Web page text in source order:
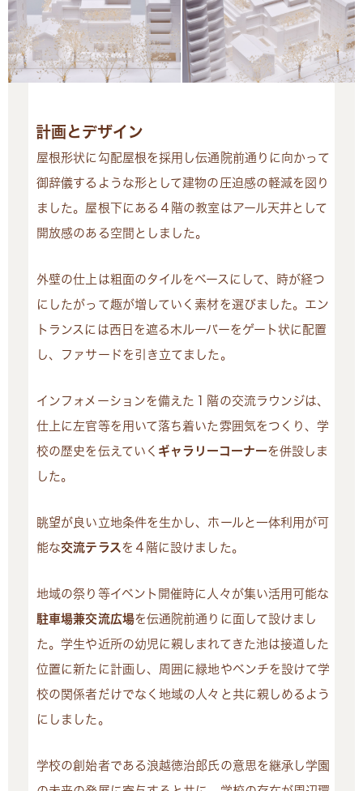
計画とデザイン
屋根形状に勾配屋根を採用し伝通院前通りに向かって
御辞儀するような形として建物の圧迫感の軽減を図り
ました。屋根下にある４階の教室はアール天井として
開放感のある空間としました。
外壁の仕上は粗面のタイルをベースにして、時が経つ
にしたがって趣が増していく素材を選びました。エン
トランスには西日を遮る木ルーバーをゲート状に配置
し、ファサードを引き立てました。
インフォメーションを備えた１階の交流ラウンジは、
仕上に左官等を用いて落ち着いた雰囲気をつくり、学
校の歴史を伝えていく ギャラリーコーナーを併設しま
した。
眺望が良い立地条件を生かし、ホールと一体利用が可
能な交流テラスを４階に設けました。
地域の祭り等イベント開催時に人々が集い活用可能な
駐車場兼交流広場を伝通院前通りに面して設けまし
た。学生や近所の幼児に親しまれてきた池は接道した
位置に新たに計画し、周囲に緑地やベンチを設けて学
校の関係者だけでなく地域の人々と共に親しめるよう
にしました。
学校の創始者である浪越徳治郎氏の意思を継承し学園